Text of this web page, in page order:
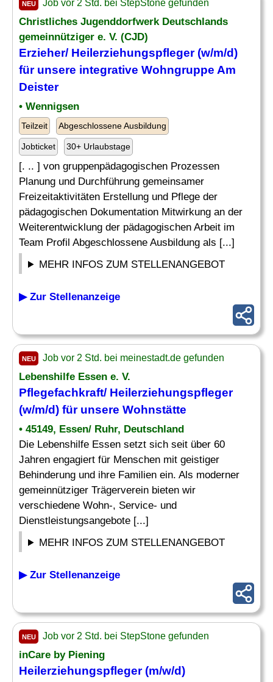
NEU Job vor 2 Std. bei StepStone gefunden
Christliches Jugenddorfwerk Deutschlands
gemeinnütziger e. V. (CJD)
Erzieher/ Heilerziehungspfleger(w/m/d)
für unsere integrative Wohngruppe Am
Deister
• Wennigsen
Teilzeit Abgeschlossene Ausbildung
Jobticket 30+ Urlaubstage
[. .. ] von gruppenpädagogischen Prozessen
Planung und Durchführung gemeinsamer
Freizeitaktivitäten Erstellung und Pflege der
pädagogischen Dokumentation Mitwirkung an der
Weiterentwicklung der pädagogischen Arbeit im
Team Profil Abgeschlossene Ausbildung als [...]
MEHR INFOS ZUM STELLENANGEBOT
▶ Zur Stellenanzeige
NEU Job vor 2 Std. bei meinestadt.de gefunden
Lebenshilfe Essen e. V.
Pflegefachkraft/ Heilerziehungspfleger
(w/m/d) für unsere Wohnstätte
• 45149, Essen/ Ruhr, Deutschland
Die Lebenshilfe Essen setzt sich seit über 60
Jahren engagiert für Menschen mit geistiger
Behinderung und ihre Familien ein. Als moderner
gemeinnütziger Trägerverein bieten wir
verschiedene Wohn-, Service- und
Dienstleistungsangebote [...]
MEHR INFOS ZUM STELLENANGEBOT
▶ Zur Stellenanzeige
NEU Job vor 2 Std. bei StepStone gefunden
inCare by Piening
Heilerziehungspfleger(m/w/d)